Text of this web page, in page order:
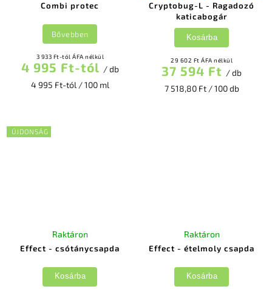
Combi protec
3 933 Ft-tól ÁFA nélkül
4 995 Ft-tól / db
4 995 Ft-tól / 100 ml
Bővebben
Cryptobug-L - Ragadozó
katicabogár
29 602 Ft ÁFA nélkül
37 594 Ft / db
7 518,80 Ft / 100 db
Kosárba
ÚJDONSÁG
Effect - csótánycsapda
Raktáron
Kosárba
Effect - ételmoly csapda
Raktáron
Kosárba